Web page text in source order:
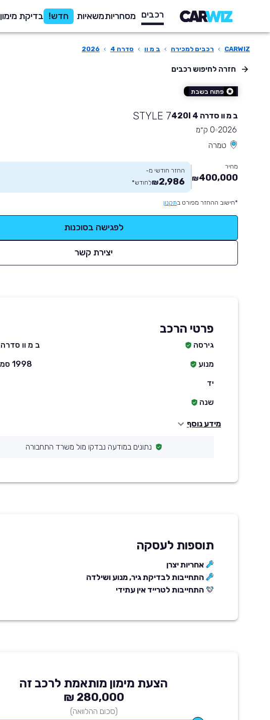
רכבים מסחריותמשאיות חדש! בדיקת מימון
CARWIZ
› רכבים למכירה › ב מ וו › סדרה 4 ›
2026
חזרה לחיפוש רכבים
פתוח בשבת
ב מ וו סדרה 4 420I STYLE 7
2026 0 ק״מ
טמרה
מחיר
400,000
₪
החזר חודשי מ-
2,986
₪לחודש*
*חישוב ההחזר מפורט בתקנון
לפגישה בסוכנות
יצירת קשר
פרטי הרכב
גירסה
ב מ וו סדרה 4 420I
מנוע
1998 סמ״ק בנזין
יד
שנה
מידע נוסף
נתונים במודעה נבדקו מול משרד התחבורה
תוספות לעסקה
אחריות יצרן
התחייבות לבדיקת גיר, מנוע ושילדה
התחייבות לטרייד אין עתידי
הצעת מימון מותאמת לרכב זה
280,000 ₪
(סכום ההלוואה)